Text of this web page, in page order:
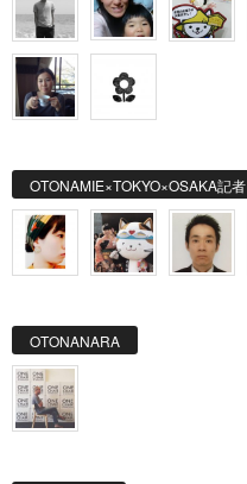
OTONAMIE×TOKYO×OSAKA記者
OTONANARA